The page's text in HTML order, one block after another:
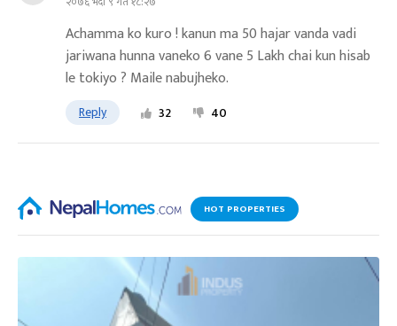
Achamma ko kuro ! kanun ma 50 hajar vanda vadi
jariwana hunna vaneko 6 vane 5 Lakh chai kun hisab
le tokiyo ? Maile nabujheko.
Reply 32 40
HOT PROPERTIES